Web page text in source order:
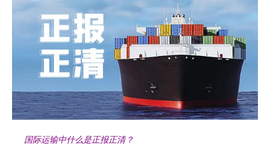
国际运输中什么是正报正清？